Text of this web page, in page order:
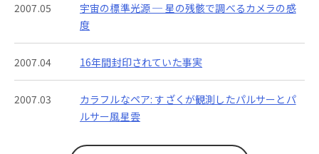
2007.05
宇宙の標準光源 ─ 星の残骸で調べるカメラの感
度
2007.04 16年間封印されていた事実
2007.03
カラフルなペア: すざくが観測したパルサーとパ
ルサー風星雲